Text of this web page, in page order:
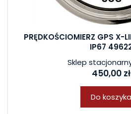
PRĘDKOŚCIOMIERZ GPS X-
IP67
Sklep
450,00 zł
Do koszyka